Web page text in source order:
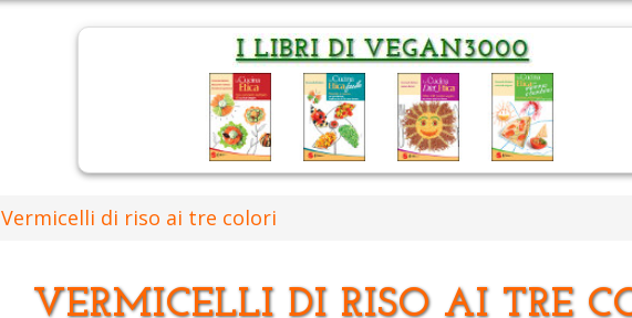
Vermicelli di riso ai tre colori
VERMICELLI DI RISO AI TRE